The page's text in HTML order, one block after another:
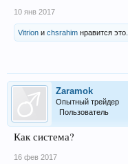
10 янв 2017
Vitrion и chsrahim нравится это.
Zaramok
Опытный трейдер
Пользователь
Как система?
16 фев 2017